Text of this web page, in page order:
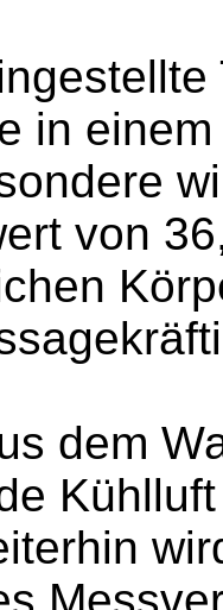
in
von
dem